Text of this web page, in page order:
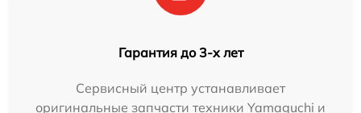
Гарантия до 3-х лет
Сервисный центр устанавливает
оригинальные запчасти техники Yamaguchi и